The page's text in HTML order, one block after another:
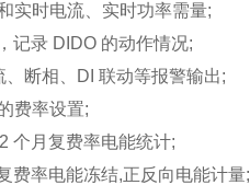
时电流、实时功率需量;
录 DIDO 的动作情况;
断相、DI 联动等报警输出;
费率设置;
月复费率电能统计;
率电能冻结,正反向电能计量;